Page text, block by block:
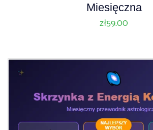
Miesięczna
zł59.00